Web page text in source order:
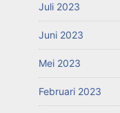
Juli 2023
Juni 2023
Mei 2023
Februari 2023